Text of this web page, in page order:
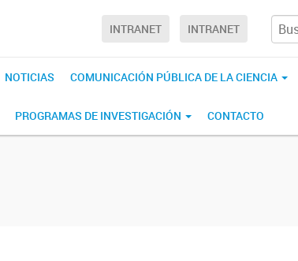
INTRANET INTRANET
NOTICIAS COMUNICACIÓN PÚBLICA DE LA CIENCIA
PROGRAMAS DE INVESTIGACIÓN CONTACTO